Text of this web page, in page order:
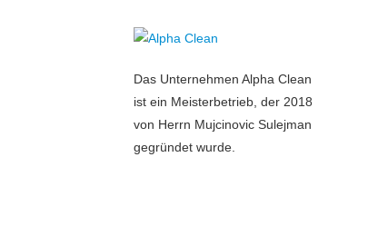
Das Unternehmen Alpha Clean
ist ein Meisterbetrieb, der 2018
von Herrn Mujcinovic Sulejman
gegründet wurde.